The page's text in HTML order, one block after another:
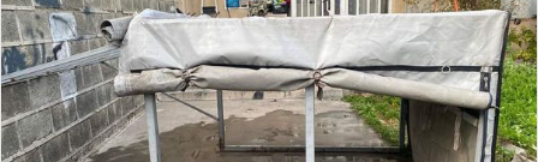
دیاریکراوەکانم
دوا بینراوەکان
چات